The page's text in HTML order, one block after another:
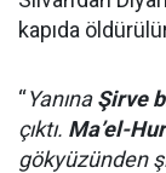
kapıda
“YanınaŞirve
çıktı. Ma’el-
gökyüzünden